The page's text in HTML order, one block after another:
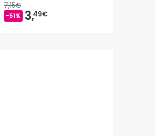
7,15€
-51% 3,49€